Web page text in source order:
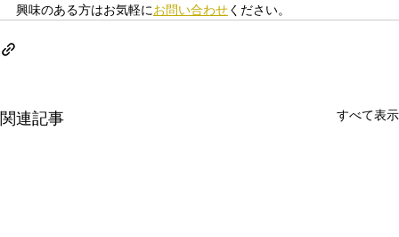
興味のある方はお気軽にお問い合わせください。
関連記事 すべて表示